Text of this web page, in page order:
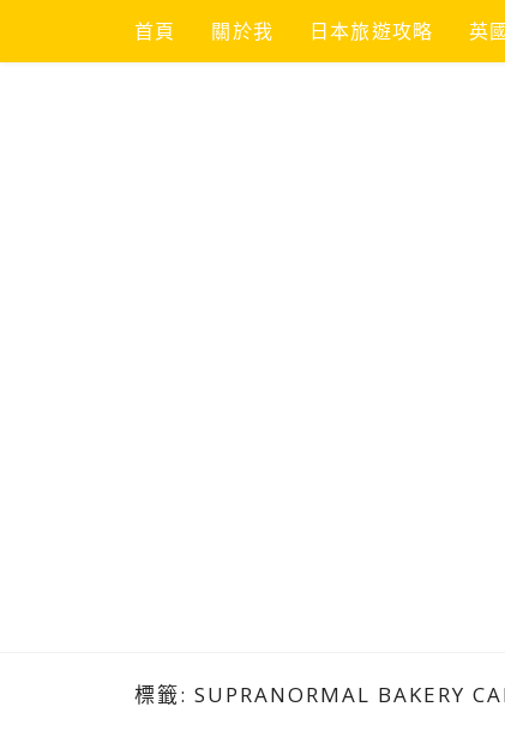
content
首頁 關於我 日本旅遊攻略 英
標籤: SUPRANORMAL BAKERY